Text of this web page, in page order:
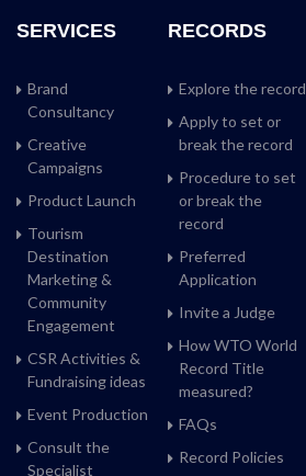
SERVICES
Brand
Consultancy
Creative
Campaigns
Product Launch
Tourism
Destination
Marketing &
Community
Engagement
CSR Activities &
Fundraising ideas
Event Production
Consult the
Specialist
RECORDS
Explore the record
Apply to set or
break the record
Procedure to set
or break the
record
Preferred
Application
Invite a Judge
How WTO World
Record Title
measured?
FAQs
Record Policies